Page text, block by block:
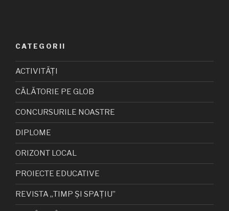
CATEGORII
ACTIVITĂȚI
CĂLĂTORIE PE GLOB
CONCURSURILE NOASTRE
DIPLOME
ORIZONT LOCAL
PROIECTE EDUCATIVE
REVISTA „TIMP ȘI SPAȚIU”